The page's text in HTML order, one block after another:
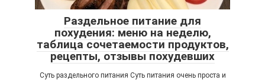
Раздельное питание для
похудения: меню на неделю,
таблица сочетаемости продуктов,
рецепты, отзывы похудевших
Суть раздельного питания Суть питания очень проста и